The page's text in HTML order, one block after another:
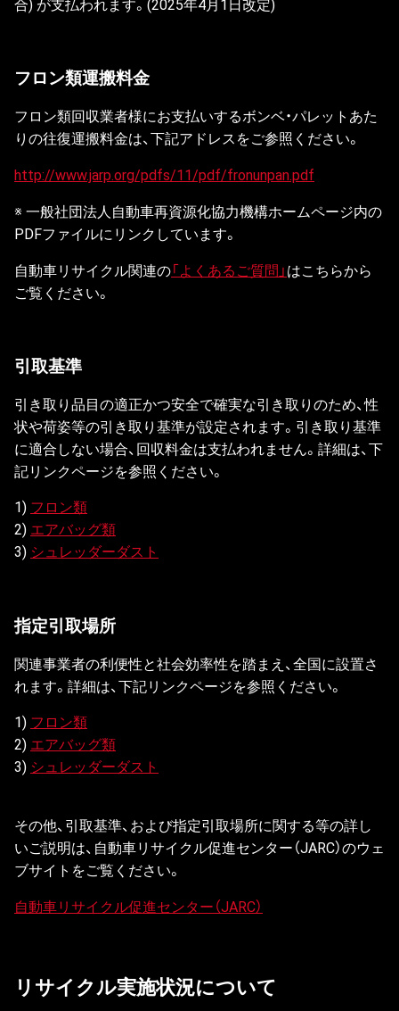
フロン類運搬料金
フロン類回収業者様にお支払いするボンベ・パレットあた
りの往復運搬料金は、下記アドレスをご参照ください。
http://www.jarp.org/pdfs/11/pdf/fronunpan.pdf
※ 一般社団法人自動車再資源化協力機構ホームページ内の
PDFファイルにリンクしています。
自動車リサイクル関連の「よくあるご質問」はこちらから
ご覧ください。
引取基準
引き取り品目の適正かつ安全で確実な引き取りのため、性
状や荷姿等の引き取り基準が設定されます。引き取り基準
に適合しない場合、回収料金は支払われません。詳細は、下
記リンクページを参照ください。
1) フロン類
2) エアバッグ類
3) シュレッダーダスト
指定引取場所
関連事業者の利便性と社会効率性を踏まえ、全国に設置さ
れます。詳細は、下記リンクページを参照ください。
1) フロン類
2) エアバッグ類
3) シュレッダーダスト
その他、引取基準、および指定引取場所に関する等の詳し
いご説明は、自動車リサイクル促進センター（JARC）のウェ
ブサイトをご覧ください。
自動車リサイクル促進センター（JARC）
リサイクル実施状況について